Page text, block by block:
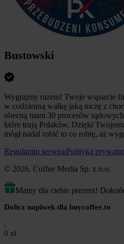
Bustowski
Wygrajmy razem! Twoje wsparcie
w codzienną walkę jaką toczę z
obecną mam 30 procesów
które trują Polaków. Dzięki
mógł nadal robić to co robię, aż
Regulamin serwisuPolityka
© 2026, Coffee Media Sp. z o.o.
Mamy dla ciebie prezent!
Dolicz napiwek dla buycoffee.to
0 zł